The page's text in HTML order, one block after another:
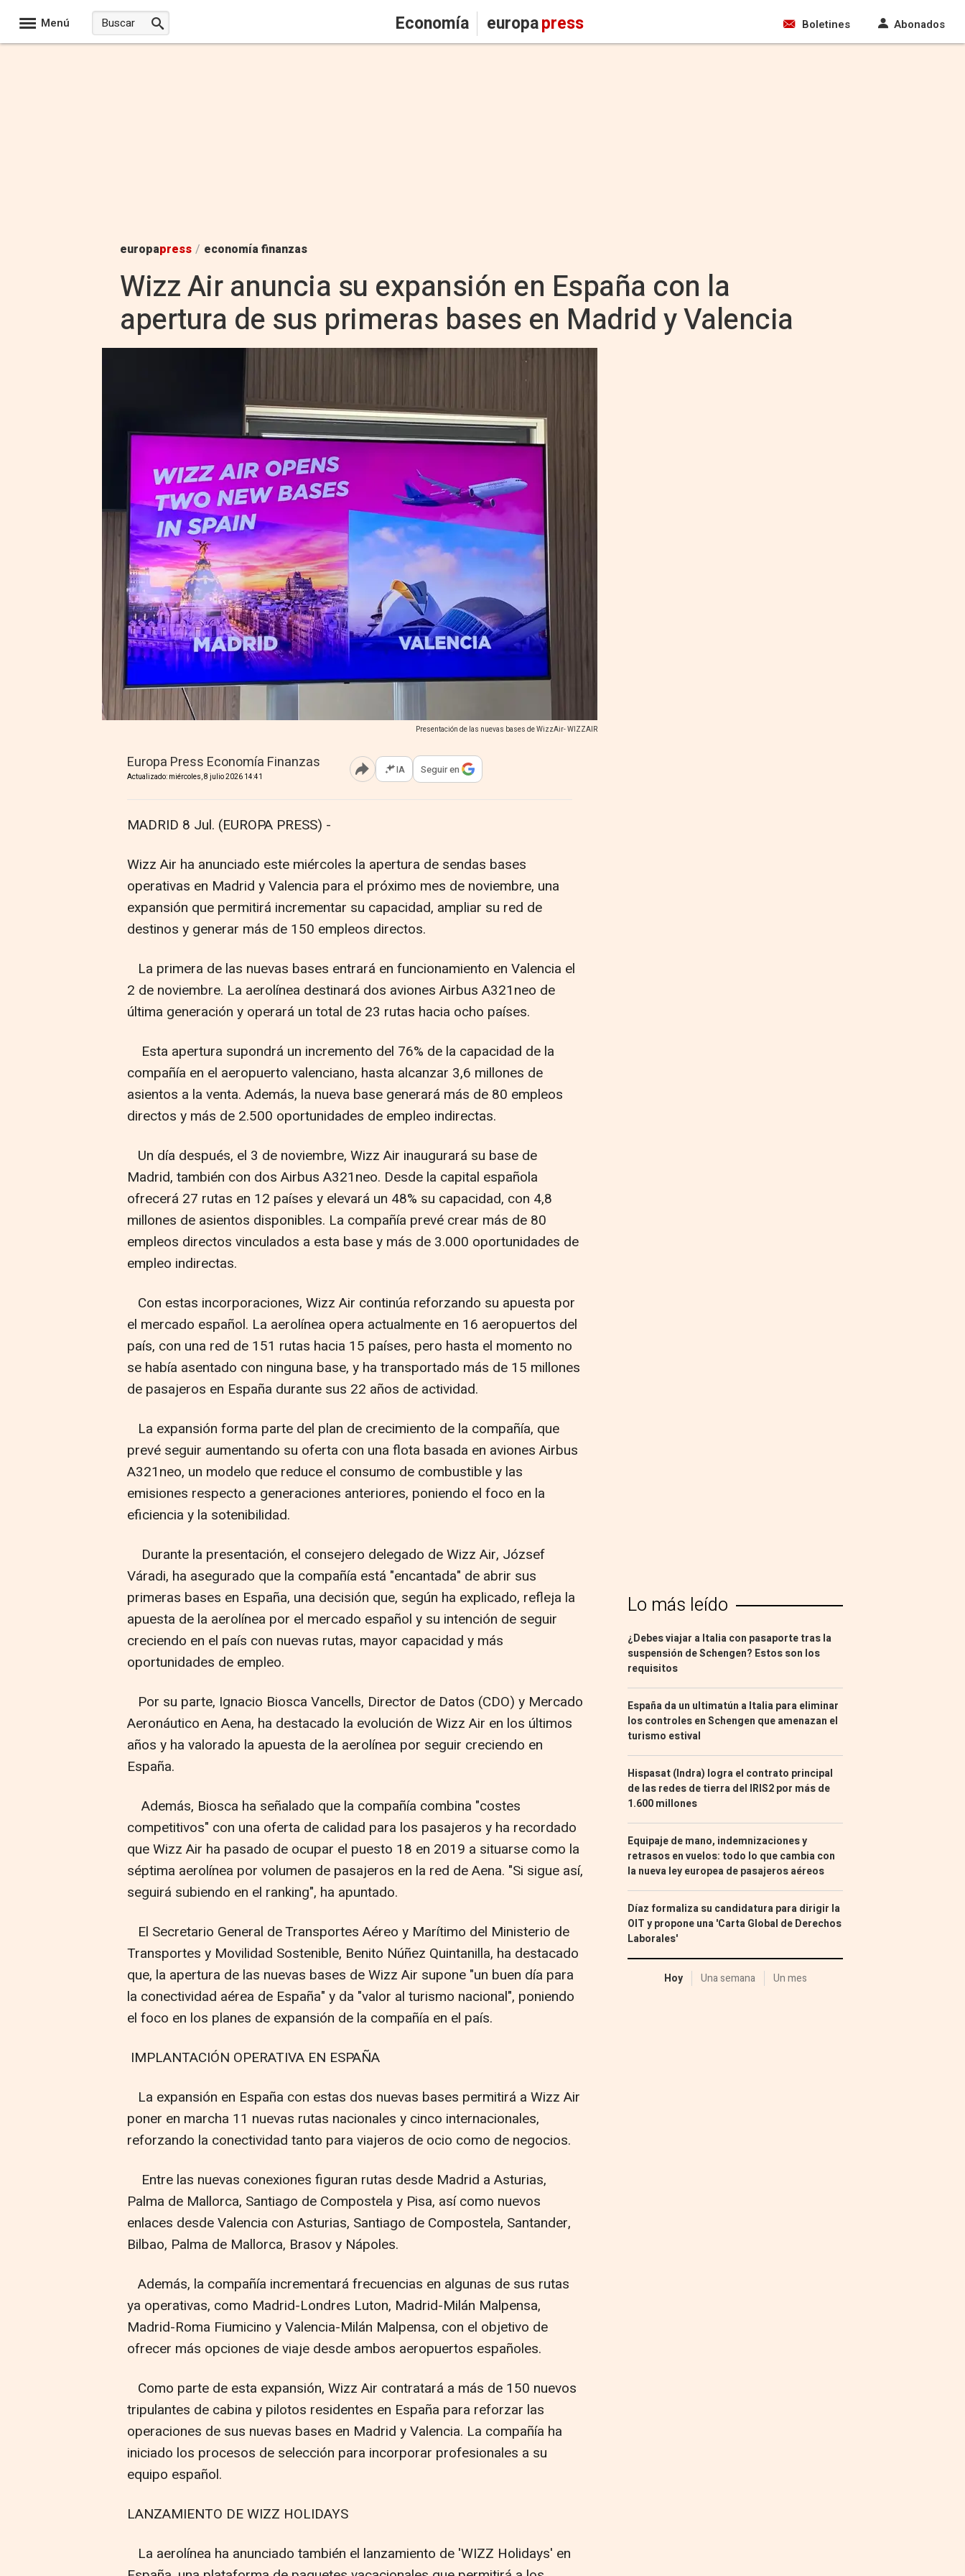
Menú Economía europapress Boletines Abonados
europapress / economía finanzas
Wizz Air anuncia su expansión en España con la
apertura de sus primeras bases en Madrid y Valencia
Presentación de las nuevas bases de WizzAir- WIZZAIR
Europa Press Economía Finanzas
Actualizado: miércoles, 8 julio 2026 14:41 Abrir opciones para compartir
IA Seguir en
MADRID 8 Jul. (EUROPA PRESS) -
Wizz Air ha anunciado este miércoles la apertura de sendas bases
operativas en Madrid y Valencia para el próximo mes de noviembre, una
expansión que permitirá incrementar su capacidad, ampliar su red de
destinos y generar más de 150 empleos directos.
La primera de las nuevas bases entrará en funcionamiento en Valencia el
2 de noviembre. La aerolínea destinará dos aviones Airbus A321neo de
última generación y operará un total de 23 rutas hacia ocho países.
Esta apertura supondrá un incremento del 76% de la capacidad de la
compañía en el aeropuerto valenciano, hasta alcanzar 3,6 millones de
asientos a la venta. Además, la nueva base generará más de 80 empleos
directos y más de 2.500 oportunidades de empleo indirectas.
Un día después, el 3 de noviembre, Wizz Air inaugurará su base de
Madrid, también con dos Airbus A321neo. Desde la capital española
ofrecerá 27 rutas en 12 países y elevará un 48% su capacidad, con 4,8
millones de asientos disponibles. La compañía prevé crear más de 80
empleos directos vinculados a esta base y más de 3.000 oportunidades de
empleo indirectas.
Con estas incorporaciones, Wizz Air continúa reforzando su apuesta por
el mercado español. La aerolínea opera actualmente en 16 aeropuertos del
país, con una red de 151 rutas hacia 15 países, pero hasta el momento no
se había asentado con ninguna base, y ha transportado más de 15 millones
de pasajeros en España durante sus 22 años de actividad.
La expansión forma parte del plan de crecimiento de la compañía, que
prevé seguir aumentando su oferta con una flota basada en aviones Airbus
A321neo, un modelo que reduce el consumo de combustible y las
emisiones respecto a generaciones anteriores, poniendo el foco en la
eficiencia y la sotenibilidad.
Durante la presentación, el consejero delegado de Wizz Air, József
Váradi, ha asegurado que la compañía está "encantada" de abrir sus
primeras bases en España, una decisión que, según ha explicado, refleja la
apuesta de la aerolínea por el mercado español y su intención de seguir
creciendo en el país con nuevas rutas, mayor capacidad y más
oportunidades de empleo.
Por su parte, Ignacio Biosca Vancells, Director de Datos (CDO) y Mercado
Aeronáutico en Aena, ha destacado la evolución de Wizz Air en los últimos
años y ha valorado la apuesta de la aerolínea por seguir creciendo en
España.
Además, Biosca ha señalado que la compañía combina "costes
competitivos" con una oferta de calidad para los pasajeros y ha recordado
que Wizz Air ha pasado de ocupar el puesto 18 en 2019 a situarse como la
séptima aerolínea por volumen de pasajeros en la red de Aena. "Si sigue así,
seguirá subiendo en el ranking", ha apuntado.
El Secretario General de Transportes Aéreo y Marítimo del Ministerio de
Transportes y Movilidad Sostenible, Benito Núñez Quintanilla, ha destacado
que, la apertura de las nuevas bases de Wizz Air supone "un buen día para
la conectividad aérea de España" y da "valor al turismo nacional", poniendo
el foco en los planes de expansión de la compañía en el país.
IMPLANTACIÓN OPERATIVA EN ESPAÑA
La expansión en España con estas dos nuevas bases permitirá a Wizz Air
poner en marcha 11 nuevas rutas nacionales y cinco internacionales,
reforzando la conectividad tanto para viajeros de ocio como de negocios.
Entre las nuevas conexiones figuran rutas desde Madrid a Asturias,
Palma de Mallorca, Santiago de Compostela y Pisa, así como nuevos
enlaces desde Valencia con Asturias, Santiago de Compostela, Santander,
Bilbao, Palma de Mallorca, Brasov y Nápoles.
Además, la compañía incrementará frecuencias en algunas de sus rutas
ya operativas, como Madrid-Londres Luton, Madrid-Milán Malpensa,
Madrid-Roma Fiumicino y Valencia-Milán Malpensa, con el objetivo de
ofrecer más opciones de viaje desde ambos aeropuertos españoles.
Como parte de esta expansión, Wizz Air contratará a más de 150 nuevos
tripulantes de cabina y pilotos residentes en España para reforzar las
operaciones de sus nuevas bases en Madrid y Valencia. La compañía ha
iniciado los procesos de selección para incorporar profesionales a su
equipo español.
LANZAMIENTO DE WIZZ HOLIDAYS
La aerolínea ha anunciado también el lanzamiento de 'WIZZ Holidays' en
Lo más leído
¿Debes viajar a Italia con pasaporte tras la
suspensión de Schengen? Estos son los
requisitos
España da un ultimatún a Italia para eliminar
los controles en Schengen que amenazan el
turismo estival
Hispasat (Indra) logra el contrato principal
de las redes de tierra del IRIS2 por más de
1.600 millones
Equipaje de mano, indemnizaciones y
retrasos en vuelos: todo lo que cambia con
la nueva ley europea de pasajeros aéreos
Díaz formaliza su candidatura para dirigir la
OIT y propone una 'Carta Global de Derechos
Laborales'
Hoy Una semana Un mes